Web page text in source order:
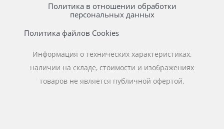
Политика в отношении обработки
персональных данных
Политика файлов Cookies
Информация о технических характеристиках,
наличии на складе, стоимости и изображениях
товаров не является публичной офертой.